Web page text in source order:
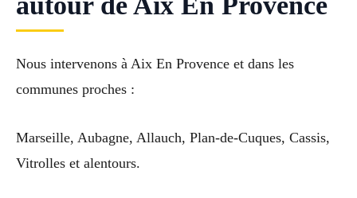
Nous intervenons à Aix En Provence et dans les
communes proches :
Marseille, Aubagne, Allauch, Plan-de-Cuques, Cassis,
Vitrolles et alentours.